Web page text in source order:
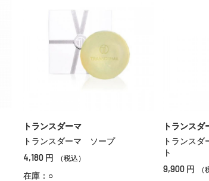
トランスダーマ
トランスダーマ ソープ
4,180 円 （税込）
在庫：○
トランスダ
トランス
ト
9,900 円 （